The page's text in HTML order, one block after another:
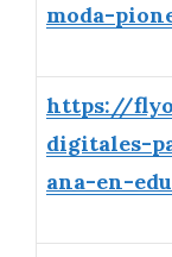
moda-
https://
digitales-
ana-en-